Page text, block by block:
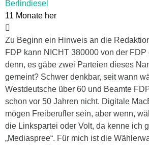
Berlindiesel
11 Monate her
Zu Beginn ein Hinweis an die
FDP kann NICHT 380000 von der
denn, es gäbe zwei Parteien dieses
gemeint? Schwer denkbar, seit wann
Westdeutsche über 60 und Beamte
schon vor 50 Jahren nicht. Digitale
mögen Freiberufler sein, aber wenn,
die Linkspartei oder Volt, da kenne ich
„Mediaspree“. Für mich ist die